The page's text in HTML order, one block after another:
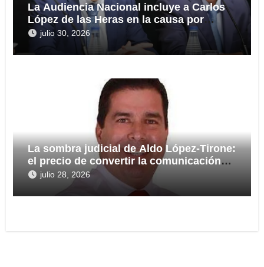
La Audiencia Nacional incluye a Carlos
López de las Heras en la causa por
presuntas irregularidades en el rescate
de 112,8 millones a Tubos Reunidos
julio 30, 2026
La sombra judicial de Aldo López-Tirone:
el precio de convertir la comunicación
en arma
julio 28, 2026